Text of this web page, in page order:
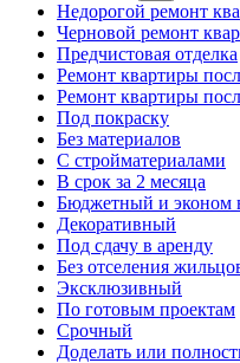
Недорогой ремонт
Черновой ремонт
Предчистовая отделка
Ремонт квартиры
Ремонт квартиры
Под покраску
Без материалов
С стройматериалами
В срок за 2 месяца
Бюджетный и эконом
Декоративный
Под сдачу в аренду
Без отселения
Эксклюзивный
По готовым проектам
Срочный
Доделать или